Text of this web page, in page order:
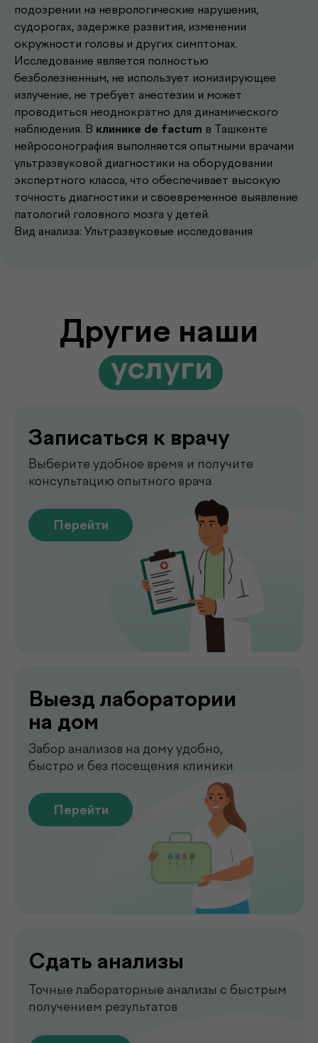
подозрении на неврологические нарушения,
судорогах, задержке развития, изменении
окружности головы и других симптомах.
Исследование является полностью
безболезненным, не использует ионизирующее
излучение, не требует анестезии и может
проводиться неоднократно для динамического
наблюдения. В клинике de factum в Ташкенте
нейросонография выполняется опытными врачами
ультразвуковой диагностики на оборудовании
экспертного класса, что обеспечивает высокую
точность диагностики и своевременное выявление
патологий головного мозга у детей.
Вид анализа: Ультразвуковые исследования
Другие наши
.услуги
Записаться к врачу
Выберите удобное время и получите
Комплексная диагностика для
на дом
Забор анализов на дому удобно,
быстро и без посещения клиники
Перейти
Перейти